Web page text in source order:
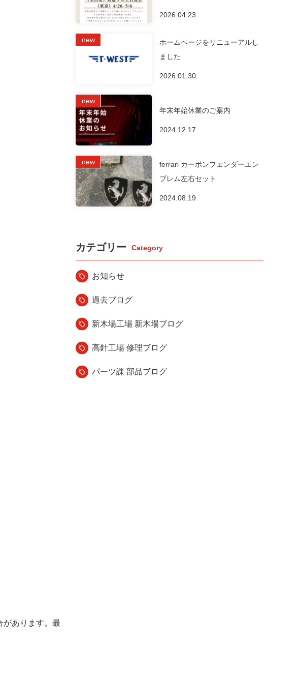
があります。最
2026.04.23
ホームページをリニューアルし
ました
2026.01.30
年末年始休業のご案内
2024.12.17
ferrari カーボンフェンダーエン
ブレム左右セット
2024.08.19
カテゴリー
お知らせ
過去ブログ
新木場工場 新木場ブログ
高針工場 修理ブログ
パーツ課 部品ブログ